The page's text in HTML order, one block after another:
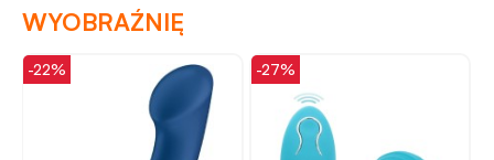
WYOBRAŹNIĘ
-22% -27%